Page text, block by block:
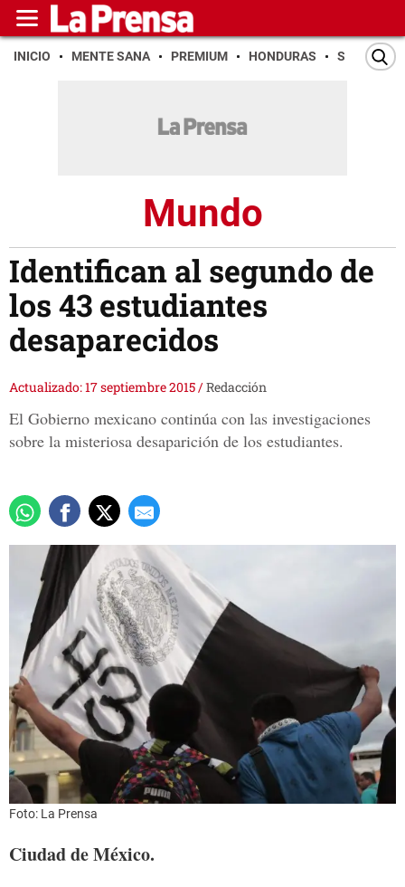
INICIO MENTE SANA PREMIUM HONDURAS SAN PEDRO
Mundo
Identifican al segundo de
los 43 estudiantes
desaparecidos
Actualizado: 17 septiembre 2015/Redacción
El Gobierno mexicano continúa con las investigaciones
sobre la misteriosa desaparición de los estudiantes.
Foto: La Prensa
Ciudad de México.